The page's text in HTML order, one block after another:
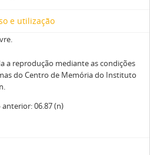
e utilização
a reprodução mediante as condições
do Centro de Memória do Instituto
06.87 (n)